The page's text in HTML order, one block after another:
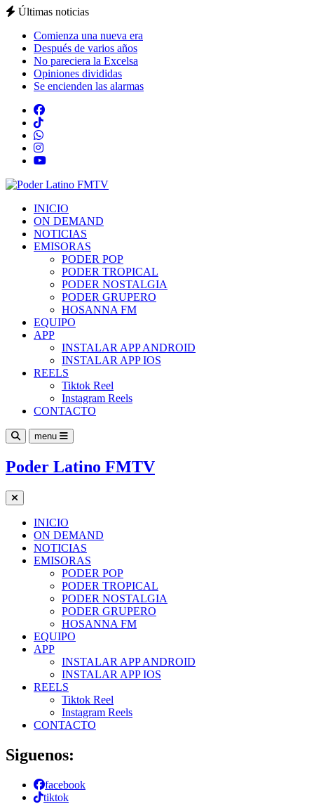
Últimas noticias
Comienza una nueva era
Después de varios años
No pareciera la Excelsa
Opiniones divididas
Se encienden las alarmas
INICIO
ON DEMAND
NOTICIAS
EMISORAS
PODER POP
PODER TROPICAL
PODER NOSTALGIA
PODER GRUPERO
HOSANNA FM
EQUIPO
APP
INSTALAR APP ANDROID
INSTALAR APP IOS
REELS
Tiktok Reel
Instagram Reels
CONTACTO
menu
Poder Latino FMTV
INICIO
ON DEMAND
NOTICIAS
EMISORAS
PODER POP
PODER TROPICAL
PODER NOSTALGIA
PODER GRUPERO
HOSANNA FM
EQUIPO
APP
INSTALAR APP ANDROID
INSTALAR APP IOS
REELS
Tiktok Reel
Instagram Reels
CONTACTO
Siguenos:
facebook
tiktok